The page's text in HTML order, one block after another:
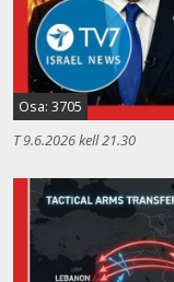
Osa: 3705
T 9.6.2026 kell 21.30